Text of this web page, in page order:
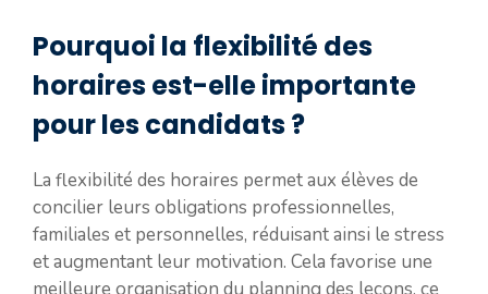
Pourquoi la flexibilité des
horaires est-elle importante
pour les candidats ?
La flexibilité des horaires permet aux élèves de
concilier leurs obligations professionnelles,
familiales et personnelles, réduisant ainsi le stress
et augmentant leur motivation. Cela favorise une